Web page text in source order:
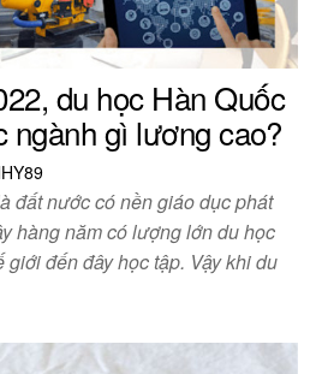
du học Hàn Quốc
ngành gì lương cao?
đất nước có nền giáo dục phát
hàng năm có lượng lớn du học
đến đây học tập. Vậy khi du